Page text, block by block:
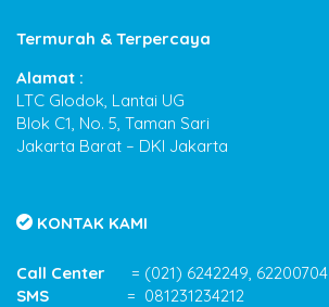
Termurah & Terpercaya
Alamat :
LTC Glodok, Lantai UG
Blok C1, No. 5, Taman Sari
Jakarta Barat – DKI Jakarta
KONTAK KAMI
Call Center = (021) 6242249, 62200704
SMS = 081231234212